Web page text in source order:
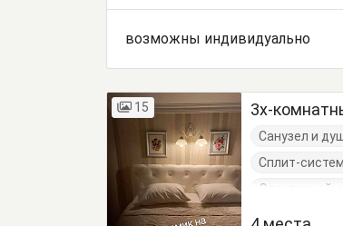
возможны индивидуально
15 3х-
Санузел и
Сплит-